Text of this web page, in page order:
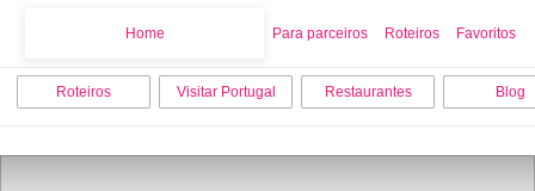
Home Para parceiros Roteiros Favoritos
Roteiros Visitar Portugal Restaurantes Blog